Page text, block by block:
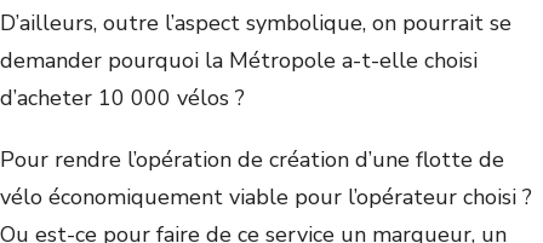
D’ailleurs, outre l’aspect symbolique, on pourrait se
demander pourquoi la Métropole a-t-elle choisi
d’acheter 10 000 vélos ?
Pour rendre l’opération de création d’une flotte de
vélo économiquement viable pour l’opérateur choisi ?
Ou est-ce pour faire de ce service un marqueur, un